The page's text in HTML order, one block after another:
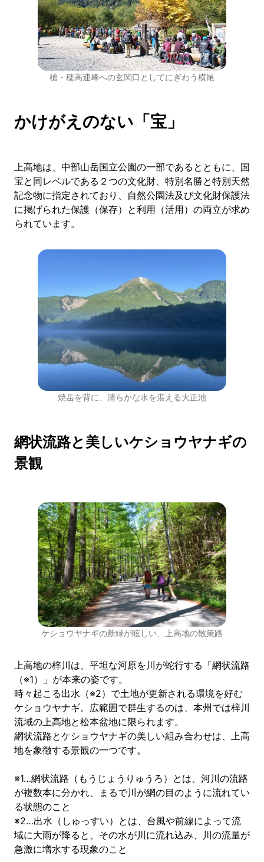
槍・穂高連峰への玄関口としてにぎわう横尾
かけがえのない「宝」
上高地は、中部山岳国立公園の一部であるとともに、国
宝と同レベルである２つの文化財、特別名勝と特別天然
記念物に指定されており、自然公園法及び文化財保護法
に掲げられた保護（保存）と利用（活用）の両立が求め
られています。
焼岳を背に、清らかな水を湛える大正池
網状流路と美しいケショウヤナギの
景観
ケショウヤナギの新緑が眩しい、上高地の散策路
上高地の梓川は、平坦な河原を川が蛇行する「網状流路
（※1）」が本来の姿です。
時々起こる出水（※2）で土地が更新される環境を好む
ケショウヤナギ。広範囲で群生するのは、本州では梓川
流域の上高地と松本盆地に限られます。
網状流路とケショウヤナギの美しい組み合わせは、上高
地を象徴する景観の一つです。
※1…網状流路（もうじょうりゅうろ）とは、河川の流路
が複数本に分かれ、まるで川が網の目のように流れてい
る状態のこと
※2…出水（しゅっすい）とは、台風や前線によって流
域に大雨が降ると、その水が川に流れ込み、川の流量が
急激に増水する現象のこと